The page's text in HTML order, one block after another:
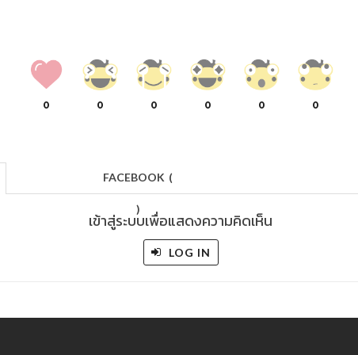
0 0 0 0 0 0
FACEBOOK (
)
เข้าสู่ระบบเพื่อแสดงความคิดเห็น
LOG IN